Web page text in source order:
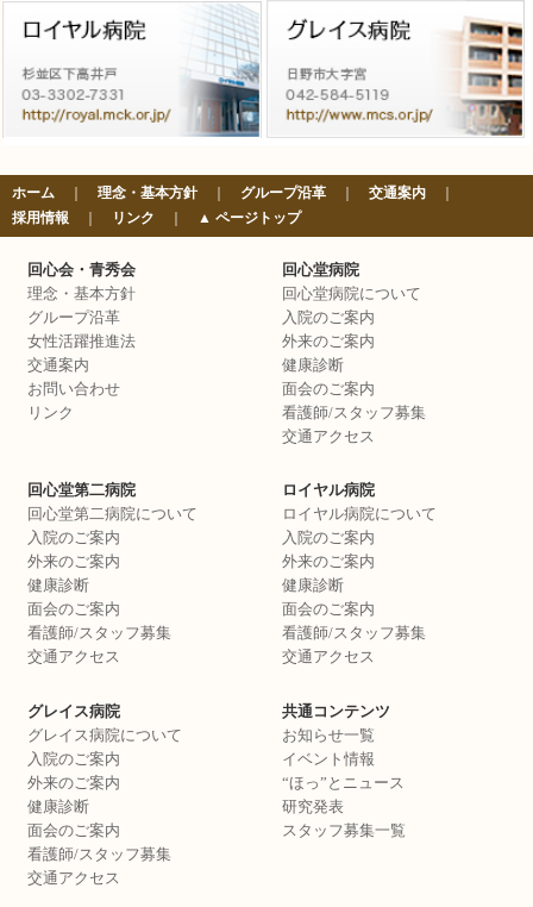
ホーム ｜ 理念・基本方針｜ グループ沿革 ｜ 交通案内 ｜
採用情報 ｜ リンク ｜ ▲ ページトップ
回心会・青秀会
理念・基本方針
グループ沿革
女性活躍推進法
交通案内
お問い合わせ
リンク
回心堂病院
回心堂病院について
入院のご案内
外来のご案内
健康診断
面会のご案内
看護師/スタッフ募集
交通アクセス
回心堂第二病院
回心堂第二病院について
入院のご案内
外来のご案内
健康診断
面会のご案内
看護師/スタッフ募集
交通アクセス
ロイヤル病院
ロイヤル病院について
入院のご案内
外来のご案内
健康診断
面会のご案内
看護師/スタッフ募集
交通アクセス
グレイス病院
グレイス病院について
入院のご案内
外来のご案内
健康診断
面会のご案内
看護師/スタッフ募集
交通アクセス
共通コンテンツ
お知らせ一覧
イベント情報
“ほっ”とニュース
研究発表
スタッフ募集一覧